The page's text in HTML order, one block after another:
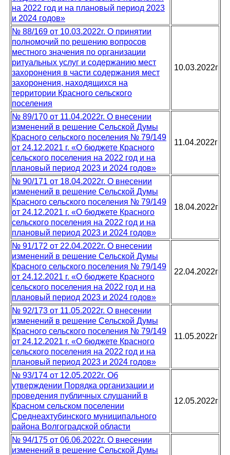
на 2022 год и на плановый период 2023
и 2024 годов»
№ 88/169 от 10.03.2022г. О принятии
полномочий по решению вопросов
местного значения по организации
ритуальных услуг и содержанию мест
захоронения в части содержания мест
захоронения, находящихся на
территории Красного сельского
поселения
10.03.2022г
№ 89/170 от 11.04.2022г. О внесении
изменений в решение Сельской Думы
Красного сельского поселения № 79/149
от 24.12.2021 г. «О бюджете Красного
сельского поселения на 2022 год и на
плановый период 2023 и 2024 годов»
11.04.2022г
№ 90/171 от 18.04.2022г. О внесении
изменений в решение Сельской Думы
Красного сельского поселения № 79/149
от 24.12.2021 г. «О бюджете Красного
сельского поселения на 2022 год и на
плановый период 2023 и 2024 годов»
18.04.2022г
№ 91/172 от 22.04.2022г. О внесении
изменений в решение Сельской Думы
Красного сельского поселения № 79/149
от 24.12.2021 г. «О бюджете Красного
сельского поселения на 2022 год и на
плановый период 2023 и 2024 годов»
22.04.2022г
№ 92/173 от 11.05.2022г. О внесении
изменений в решение Сельской Думы
Красного сельского поселения № 79/149
от 24.12.2021 г. «О бюджете Красного
сельского поселения на 2022 год и на
плановый период 2023 и 2024 годов»
11.05.2022г
№ 93/174 от 12.05.2022г. Об
утверждении Порядка организации и
проведения публичных слушаний в
Красном сельском поселении
Среднеахтубинского муниципального
района Волгоградской области
12.05.2022г
№ 94/175 от 06.06.2022г. О внесении
изменений в решение Сельской Думы